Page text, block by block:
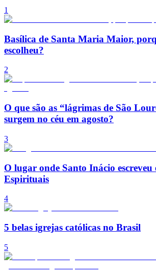
1
Basílica de Santa Maria Maior,
escolheu?
2
O que são as “lágrimas de São
surgem no céu em agosto?
3
O lugar onde Santo Inácio escreveu
Espirituais
4
5 belas igrejas católicas no Brasil
5